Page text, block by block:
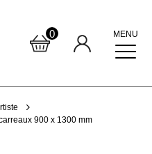
0 MENU
900 x 1300 mm